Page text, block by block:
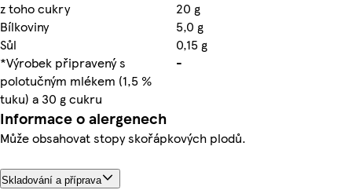
z toho cukry
20 g
Bílkoviny
5,0 g
Sůl
0,15 g
*Výrobek připravený s
polotučným mlékem (1,5 %
tuku) a 30 g cukru
-
Informace o alergenech
Může obsahovat stopy skořápkových plodů.
Skladování a příprava